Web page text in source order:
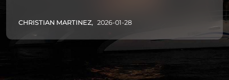
CHRISTIAN MARTINEZ, 2026-01-28